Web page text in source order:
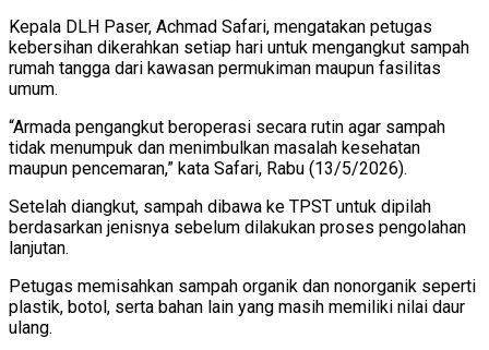
Kepala DLH Paser, Achmad Safari, mengatakan petugas
kebersihan dikerahkan setiap hari untuk mengangkut sampah
rumah tangga dari kawasan permukiman maupun fasilitas
umum.
“Armada pengangkut beroperasi secara rutin agar sampah
tidak menumpuk dan menimbulkan masalah kesehatan
maupun pencemaran,” kata Safari, Rabu (13/5/2026).
Setelah diangkut, sampah dibawa ke TPST untuk dipilah
berdasarkan jenisnya sebelum dilakukan proses pengolahan
lanjutan.
Petugas memisahkan sampah organik dan nonorganik seperti
plastik, botol, serta bahan lain yang masih memiliki nilai daur
ulang.